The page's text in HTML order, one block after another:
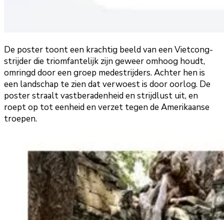
De poster toont een krachtig beeld van een Vietcong-
strijder die triomfantelijk zijn geweer omhoog houdt,
omringd door een groep medestrijders. Achter hen is
een landschap te zien dat verwoest is door oorlog. De
poster straalt vastberadenheid en strijdlust uit, en
roept op tot eenheid en verzet tegen de Amerikaanse
troepen.